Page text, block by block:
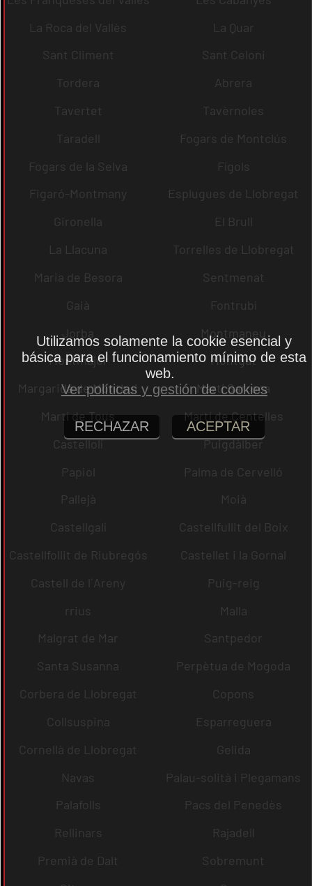
La Roca del Vallès
La Quar
Sant Climent
Sant Celoni
Tordera
Abrera
Tavertet
Tavèrnoles
Taradell
Fogars de Montclús
Fogars de la Selva
Fígols
Figaró-Montmany
Esplugues de Llobregat
Gironella
El Brull
La Llacuna
Torrelles de Llobregat
Maria de Besora
Sentmenat
Gaià
Fontrubí
Jorba
Montmaneu
Montmajor
Montgat
Margarida de Montbui
Martí Sarroca
Martí de Tous
Martí de Centelles
Castellolí
Puigdàlber
Papiol
Palma de Cervelló
Pallejà
Moià
Castellgalí
Castellfullit del Boix
Castellfollit de Riubregós
Castellet i la Gornal
Castell de l´Areny
Puig-reig
rrius
Malla
Malgrat de Mar
Santpedor
Santa Susanna
Perpètua de Mogoda
Corbera de Llobregat
Copons
Collsuspina
Esparreguera
Cornellà de Llobregat
Gelida
Navas
Palau-solità i Plegamans
Palafolls
Pacs del Penedès
Rellinars
Rajadell
Premià de Dalt
Sobremunt
Utilizamos solamente la cookie esencial y
básica para el funcionamiento mínimo de esta
web.
Ver políticas y gestión de cookies
RECHAZAR ACEPTAR